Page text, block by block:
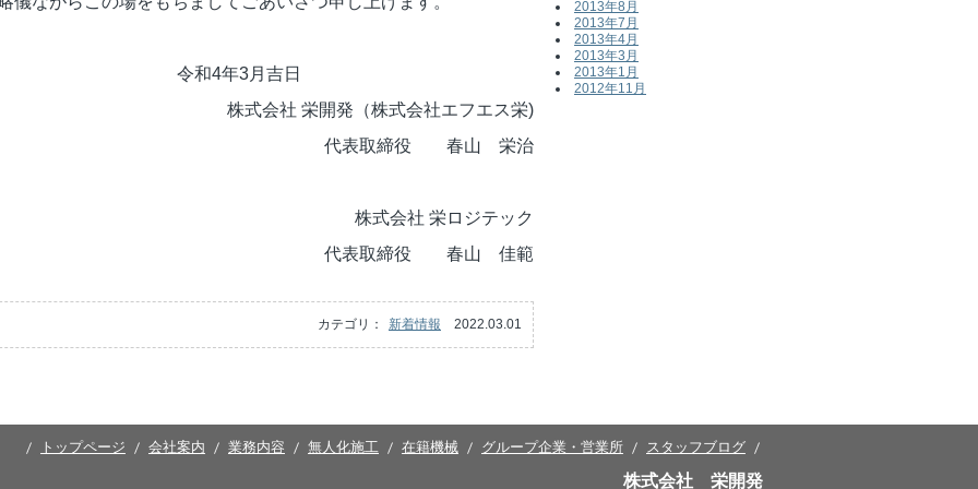
2013年8月
2013年7月
2013年4月
2013年3月
2013年1月
2012年11月
令和4年3月吉日
株式会社 栄開発（株式会社エフエス栄)
代表取締役 春山 栄治
株式会社 栄ロジテック
代表取締役 春山 佳範
2022.03.01
カテゴリ： 新着情報
トップページ 会社案内 業務内容 無人化施工 在籍機械 グループ企業・営業所 スタッフブログ
株式会社 栄開発